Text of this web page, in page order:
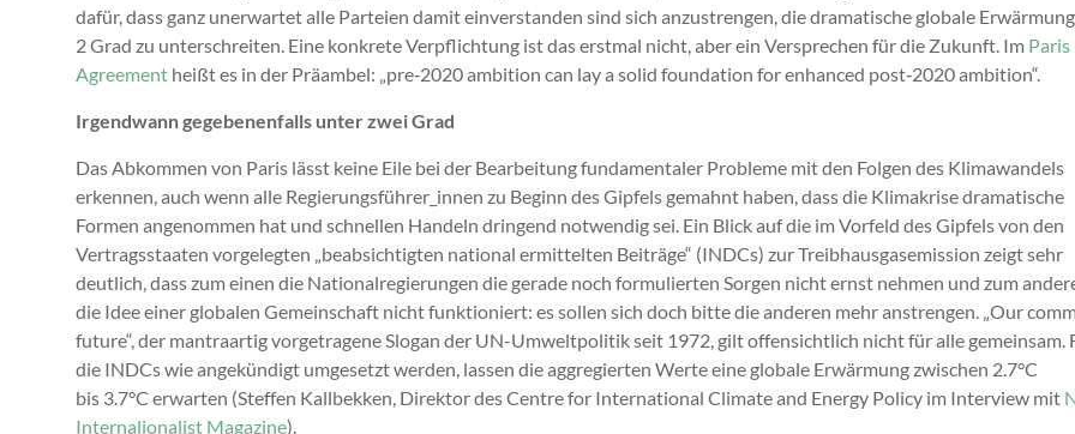
dafür, dass ganz unerwartet alle Parteien damit einverstanden sind sich anzustrengen, die dramatische globale
2 Grad zu unterschreiten. Eine konkrete Verpflichtung ist das erstmal nicht, aber ein Versprechen für die Zukunft. Im Paris
Agreement heißt es in der Präambel: „pre‐2020 ambition can lay a solid foundation for enhanced post‐2020 ambition“.
Irgendwann gegebenenfalls unter zwei Grad
Das Abkommen von Paris lässt keine Eile bei der Bearbeitung fundamentaler Probleme mit den Folgen des Klimawandels
erkennen, auch wenn alle Regierungsführer_innen zu Beginn des Gipfels gemahnt haben, dass die Klimakrise dramatische
Formen angenommen hat und schnellen Handeln dringend notwendig sei. Ein Blick auf die im Vorfeld des Gipfels von den
Vertragsstaaten vorgelegten „beabsichtigten national ermittelten Beiträge“ (INDCs) zur Treibhausgasemission zeigt sehr
deutlich, dass zum einen die Nationalregierungen die gerade noch formulierten Sorgen nicht ernst nehmen und zum
die Idee einer globalen Gemeinschaft nicht funktioniert: es sollen sich doch bitte die anderen mehr anstrengen. „Our
future“, der mantraartig vorgetragene Slogan der UN-Umweltpolitik seit 1972, gilt offensichtlich nicht für alle gemeinsam.
die INDCs wie angekündigt umgesetzt werden, lassen die aggregierten Werte eine globale Erwärmung zwischen 2.7°C
bis 3.7°C erwarten (Steffen Kallbekken, Direktor des Centre for International Climate and Energy Policy im Interview mit
Internalionalist Magazine).